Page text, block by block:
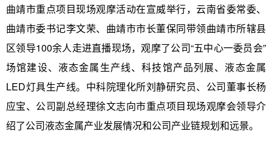
曲靖市重点项目现场观摩活动在宣威举行，云南省委常委、
曲靖市委书记李文荣、曲靖市市长董保同带领曲靖市所辖县
区领导100余人走进直播现场，观摩了公司“五中心一委员会”
场馆建设、液态金属生产线、科技馆产品列展、液态金属
LED灯具生产线。中科院理化所刘静研究员、公司董事长杨
应宝、公司副总经理徐文志向市重点项目现场观摩会领导介
绍了公司液态金属产业发展情况和公司产业链规划和远景。